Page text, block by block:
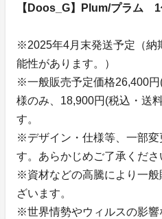
【Doos_G】Plum/プラム 1
※2025年4月末発送予定（納
能性があります。）
※一般販売予定価格26,400
様のみ、18,900円(税込・送
す。
※デザイン・仕様等、一部変
す。あらかじめご了承くださ
※資材などの高騰により一
ざいます。
※世界情勢やウィルスの影